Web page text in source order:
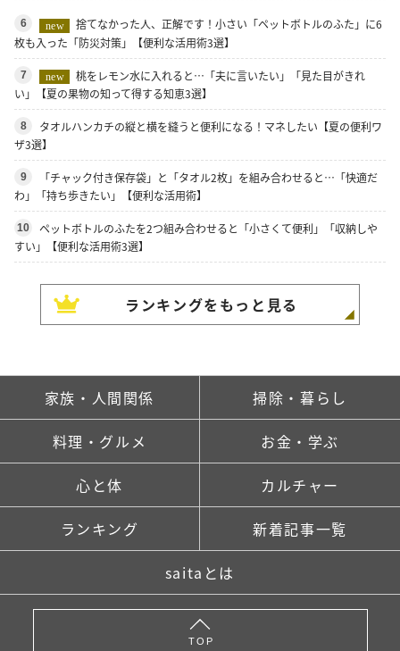
6 new
捨てなかった人、正解です！小さい「ペットボトルのふた」に6
枚も入った「防災対策」【便利な活用術3選】
7 new
桃をレモン水に入れると…「夫に言いたい」「見た目がきれ
い」【夏の果物の知って得する知恵3選】
8
タオルハンカチの縦と横を縫うと便利になる！マネしたい【夏の便利ワ
ザ3選】
9
「チャック付き保存袋」と「タオル2枚」を組み合わせると…「快適だ
わ」「持ち歩きたい」【便利な活用術】
10
ペットボトルのふたを2つ組み合わせると「小さくて便利」「収納しや
すい」【便利な活用術3選】
ランキングをもっと見る
家族・人間関係 掃除・暮らし
料理・グルメ お金・学ぶ
心と体 カルチャー
ランキング 新着記事一覧
saitaとは
TOP